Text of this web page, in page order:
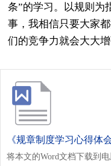
条”的学习。以规则为
事，我相信只要大家
们的竞争力就会大大增
《规章制度学习心得体会
将本文的Word文档下载到